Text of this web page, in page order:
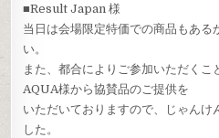
■Result Japan 様
当日は会場限定特価での商品もある
い。
また、都合によりご参加いただくこ
AQUA様から協賛品のご提供を
いただいておりますので、じゃんけ
した。